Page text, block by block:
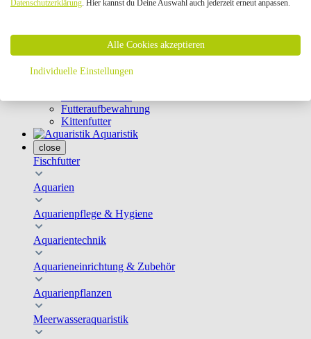
Geschirre & Leinen
Schutznetze
Kippfensterschutz
Katzenkameras
Futternäpfe
Futteraufbewahrung
Kittenfutter
Aquaristik
close
Fischfutter
Aquarien
Aquarienpflege & Hygiene
Aquarientechnik
Aquarieneinrichtung & Zubehör
Aquarienpflanzen
Meerwasseraquaristik
Datenschutzerklärung. Hier kannst du Deine Auswahl auch jederzeit erneut anpassen.
Alle Cookies akzeptieren
Individuelle Einstellungen